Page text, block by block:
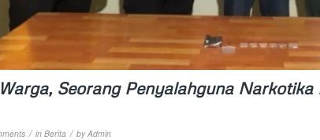
Seorang Penyalahguna Narkotika
/ in Berita / byAdmin